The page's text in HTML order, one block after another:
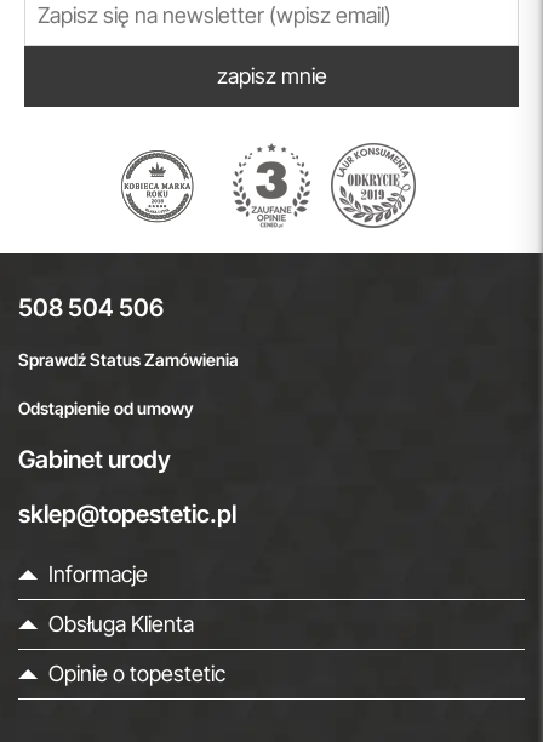
zapisz mnie
508 504 506
Sprawdź Status Zamówienia
Odstąpienie od umowy
Gabinet urody
sklep@topestetic.pl
Informacje
Obsługa Klienta
Opinie o topestetic